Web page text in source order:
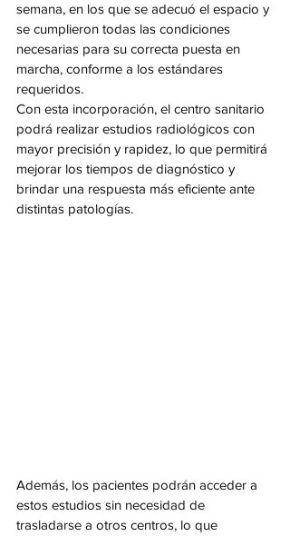
semana, en los que se adecuó el espacio y
se cumplieron todas las condiciones
necesarias para su correcta puesta en
marcha, conforme a los estándares
requeridos.
Con esta incorporación, el centro sanitario
podrá realizar estudios radiológicos con
mayor precisión y rapidez, lo que permitirá
mejorar los tiempos de diagnóstico y
brindar una respuesta más eficiente ante
distintas patologías.
Además, los pacientes podrán acceder a
estos estudios sin necesidad de
trasladarse a otros centros, lo que